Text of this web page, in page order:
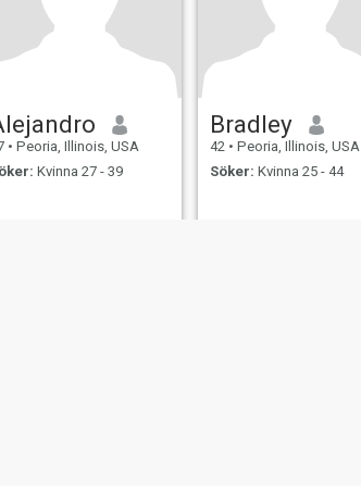
• Peoria, Illinois, USA
Kvinna 27 - 39
Bradley
42 • Peoria, Illinois, USA
Söker: Kvinna 25 - 44